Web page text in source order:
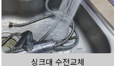
싱크대 수전교체